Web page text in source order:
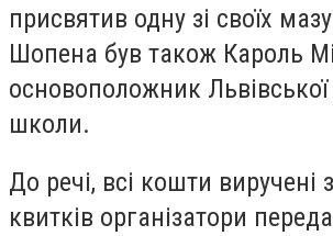
присвятив одну зі своїх
Шопена був також Кароль
основоположник Львівської
школи.
До речі, всі кошти виручені
квитків організатори